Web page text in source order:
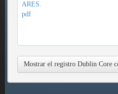
ARES.
pdf
Mostrar el registro Dublin Core